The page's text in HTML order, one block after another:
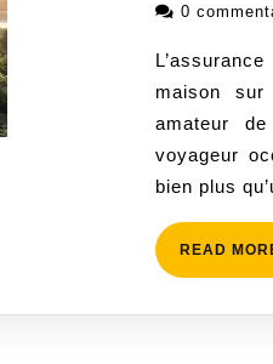
0
maison
amateur
voyageur
bien plus
READ